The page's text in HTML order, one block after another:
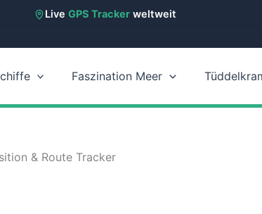
Live GPS Trackerweltweit
Faszination Meer
& Route Tracker